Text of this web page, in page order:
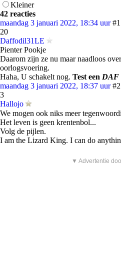
Kleiner
42 reacties
maandag 3 januari 2022, 18:34 uur #1
20
Daffodil31LE
Pienter Pookje
Daarom zijn ze nu maar naadloos
oorlogsvoering.
Haha, U schakelt nog. Test een DAF
maandag 3 januari 2022, 18:37 uur #2
3
Hallojo
We mogen ook niks meer
Het leven is geen krentenbol...
Volg de pijlen.
I am the Lizard King. I can do
▼ Advertentie